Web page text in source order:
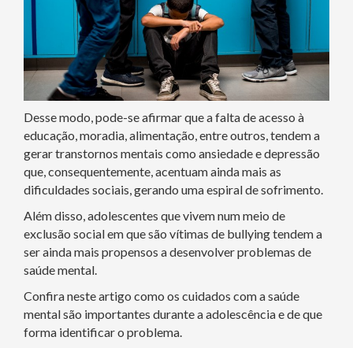
Desse modo, pode-se afirmar que a falta de acesso à
educação, moradia, alimentação, entre outros, tendem a
gerar transtornos mentais como ansiedade e depressão
que, consequentemente, acentuam ainda mais as
dificuldades sociais, gerando uma espiral de sofrimento.
Além disso, adolescentes que vivem num meio de
exclusão social em que são vítimas de bullying tendem a
ser ainda mais propensos a desenvolver problemas de
saúde mental.
Confira neste artigo como os cuidados com a saúde
mental são importantes durante a adolescência e de que
forma identificar o problema.